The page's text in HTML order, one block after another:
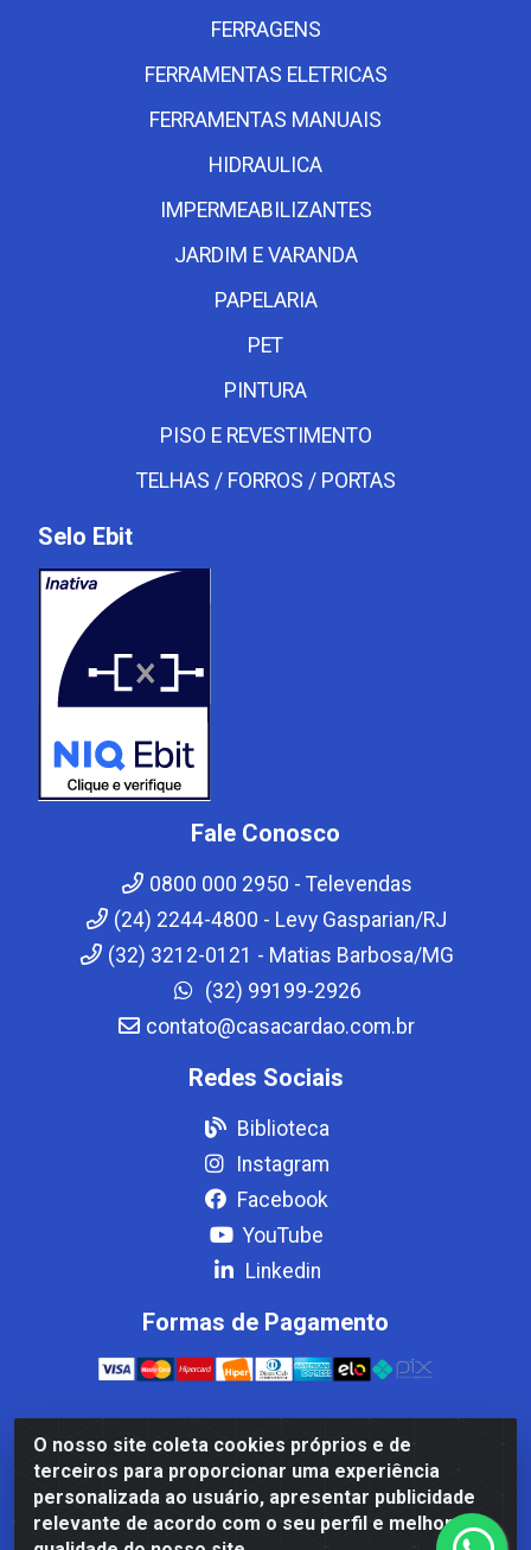
O nosso site coleta cookies próprios e de
terceiros para proporcionar uma experiência
personalizada ao usuário, apresentar publicidade
relevante de acordo com o seu perfil e melhorar a
FERRAGENS
FERRAMENTAS ELETRICAS
FERRAMENTAS MANUAIS
HIDRAULICA
IMPERMEABILIZANTES
JARDIM E VARANDA
PAPELARIA
PET
PINTURA
PISO E REVESTIMENTO
TELHAS / FORROS / PORTAS
Selo Ebit
Fale Conosco
0800 000 2950 - Televendas
(24) 2244-4800 - Levy Gasparian/RJ
(32) 3212-0121 - Matias Barbosa/MG
(32) 99199-2926
contato@casacardao.com.br
Redes Sociais
Biblioteca
Instagram
Facebook
YouTube
Linkedin
Formas de Pagamento
Casa Cardão LTDA - Av. Amaral Peixoto, 910 - Afonso
ArinosCom, Levy Gasparian/RJ - CEP 25.875-000 - CNPJ
32.287.542/0001-83